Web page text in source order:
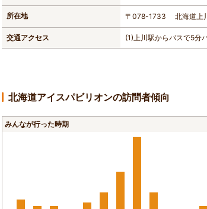
所在地 〒078-1733 北海道上
交通アクセス (1)上川駅からバスで5分
北海道アイスパビリオンの訪問者傾向
みんなが行った時期